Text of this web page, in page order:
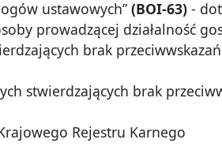
ustawowych” (BOI-63) -
prowadzącej działalność
brak
stwierdzających brak
Rejestru Karnego